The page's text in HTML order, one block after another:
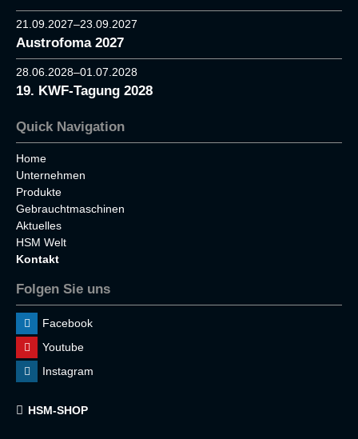
21.09.2027–23.09.2027
Austrofoma 2027
28.06.2028–01.07.2028
19. KWF-Tagung 2028
Quick Navigation
Home
Unternehmen
Produkte
Gebrauchtmaschinen
Aktuelles
HSM Welt
Kontakt
Folgen Sie uns
Facebook
Youtube
Instagram
HSM-SHOP